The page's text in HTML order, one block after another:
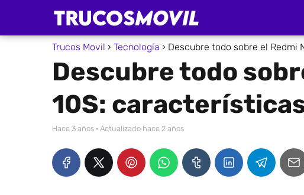
Trucos Movil Tecnología Descubre todo sobre el Redmi
Descubre todo
10S:
hace 3 años · Actualizado hace 2 años